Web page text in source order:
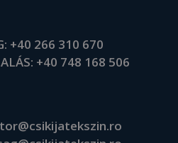
+40 266 310 670
+40 748 168 506